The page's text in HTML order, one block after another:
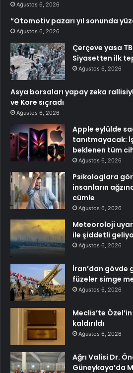
Ağustos 6, 2026
“Otomotiv pazarı yıl sonunda
Ağustos 6, 2026
Çerçeve yasa
Siyasetten ilk
Ağustos 6, 2026
Asya borsaları yapay zeka
ve Kore sıçradı
Ağustos 6, 2026
Apple eylülde
tanıtmayacak:
beklenen tüm
Ağustos 6, 2026
Psikologlara
insanların
cümle
Ağustos 6, 2026
Meteoroloji
ile şiddetli
Ağustos 6, 2026
İran’dan gövde
füzeler simge
Ağustos 6, 2026
Meclis’te
kaldırıldı
Ağustos 6, 2026
Ağrı Valisi Dr.
Güneykaya’da